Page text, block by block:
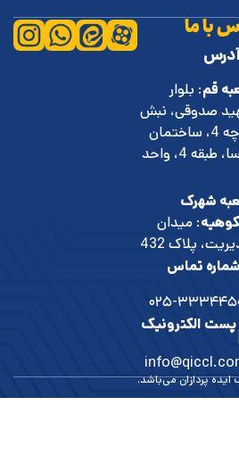
ما
قم : بلوار
صدوقی، نبش
کوچه 4، ساختمان
تیسا، طبقه 4، واحد
شهرک
: میدان
پلاک 432
تماس
۳۳۳۴۴۵۰۱
الکترونیک
پردازان می‌باشد.